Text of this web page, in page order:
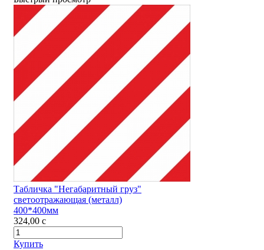
Табличка "Негабаритный груз"
светоотражающая (металл)
400*400мм
324,00 c
Купить